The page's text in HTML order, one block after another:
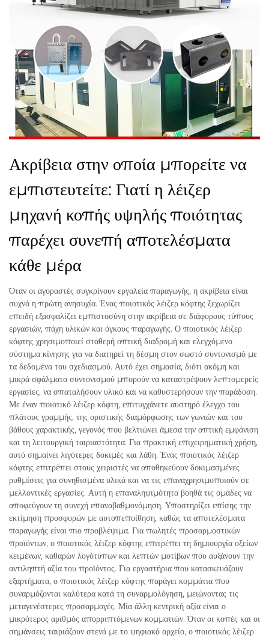
Ακρίβεια στην οποία μπορείτε να
εμπιστευτείτε: Γιατί η λέιζερ
μηχανή κοπής υψηλής ποιότητας
παρέχει συνεπή αποτελέσματα
κάθε μέρα
Όταν οι αγοραστές συγκρίνουν εργαλεία παραγωγής, η ακρίβεια είναι
συχνά η πρώτη ανησυχία. Ένας ποιοτικός λέιζερ κόφτης ξεχωρίζει
επειδή εξασφαλίζει εμπιστοσύνη στην ακρίβεια σε διάφορους τύπους
εργασιών, πάχη υλικών και όγκους παραγωγής. Ο ποιοτικός λέιζερ
κόφτης χρησιμοποιεί σταθερή οπτική διαδρομή και ελεγχόμενο
σύστημα κίνησης για να διατηρεί τη δέσμη στον σωστό συντονισμό με
τα δεδομένα του σχεδιασμού. Αυτό έχει σημασία, διότι ακόμη και
μικρά σφάλματα συντονισμού μπορούν να καταστρέψουν λεπτομερείς
εργασίες, να σπαταλήσουν υλικό και να καθυστερήσουν την παράδοση.
Με έναν ποιοτικό λέιζερ κόφτη, επιτυγχάνετε αυστηρό έλεγχο του
πλάτους γραμμής, της οριστικής διαμόρφωσης των γωνιών και του
βάθους χαρακτικής, γεγονός που βελτιώνει άμεσα την οπτική εμφάνιση
και τη λειτουργική ταιριαστότητα. Για πρακτική επιχειρηματική χρήση,
αυτό σημαίνει λιγότερες δοκιμές και λάθη. Ένας ποιοτικός λέιζερ
κόφτης επιτρέπει στους χειριστές να αποθηκεύουν δοκιμασμένες
ρυθμίσεις για συνηθισμένα υλικά και να τις επαναχρησιμοποιούν σε
μελλοντικές εργασίες. Αυτή η επαναληψιμότητα βοηθά τις ομάδες να
αποφεύγουν τη συνεχή επαναβαθμονόμηση. Υποστηρίζει επίσης την
εκτίμηση προσφορών με αυτοπεποίθηση, καθώς τα αποτελέσματα
παραγωγής είναι πιο προβλέψιμα. Για πωλητές προσαρμοστικών
προϊόντων, ο ποιοτικός λέιζερ κόφτης επιτρέπει τη δημιουργία οξείων
κειμένων, καθαρών λογότυπων και λεπτών μοτίβων που αυξάνουν την
αντιληπτή αξία του προϊόντος. Για εργαστήρια που κατασκευάζουν
εξαρτήματα, ο ποιοτικός λέιζερ κόφτης παράγει κομμάτια που
συναρμόζονται καλύτερα κατά τη συναρμολόγηση, μειώνοντας τις
μεταγενέστερες προσαρμογές. Μία άλλη κεντρική αξία είναι ο
μικρότερος αριθμός απορριπτόμενων κομματιών. Όταν οι κοπές και οι
σημάνσεις ταιριάζουν στενά με το ψηφιακό αρχείο, ο ποιοτικός λέιζερ